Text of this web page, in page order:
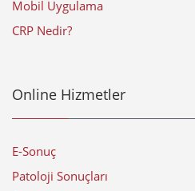
Mobil Uygulama
CRP Nedir?
Online Hizmetler
E-Sonuç
Patoloji Sonuçları